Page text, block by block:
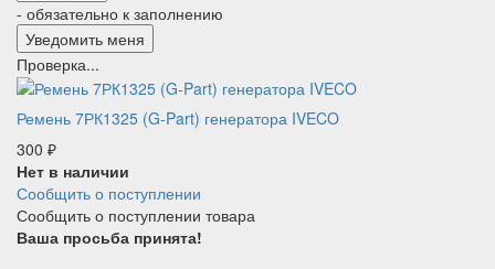
- обязательно к заполнению
Проверка...
Ремень 7РК1325 (G-Part) генератора IVECO
300 ₽
Нет в наличии
Сообщить о поступлении
Сообщить о поступлении товара
Ваша просьба принята!